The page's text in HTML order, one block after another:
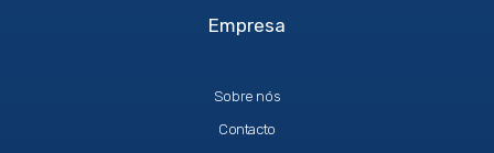
Empresa
Sobre nós
Contacto